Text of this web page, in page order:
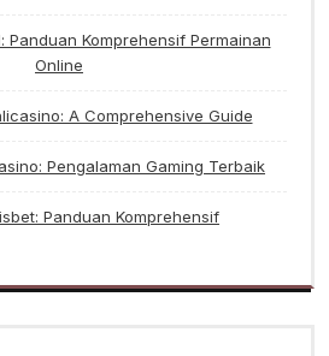
Panduan Komprehensif Permainan
Online
A Comprehensive Guide
Pengalaman Gaming Terbaik
Panduan Komprehensif